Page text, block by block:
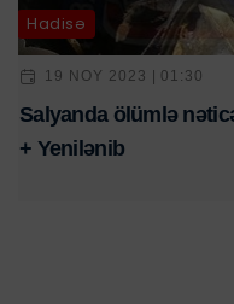
Hadisə
19 NOY 2023 | 01:30
Salyanda ölümlə
+ Yenilənib